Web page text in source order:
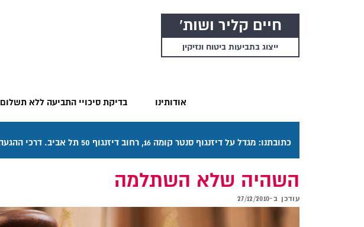
חיים קליר ושות'
ייצוג בתביעות ביטוח ונזיקין
אודותינו בדיקת סיכויי התביעה ללא תשלום
כתובתנו: מגדל על דיזנגוף סנטר קומה 16, רחוב דיזנגוף 50 תל אביב. דרכי ההגעה בתפריט "אודותינו".
השהיה שלא השתלמה
עודכן ב-27/12/2010